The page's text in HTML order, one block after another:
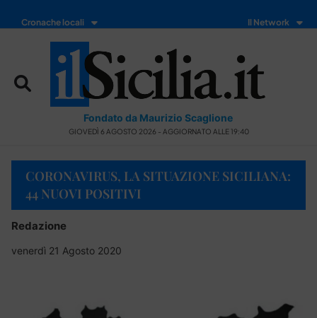
Cronache locali Il Network
Fondato da Maurizio Scaglione
GIOVEDÌ 6 AGOSTO 2026 - AGGIORNATO ALLE 19:40
CORONAVIRUS, LA SITUAZIONE SICILIANA:
44 NUOVI POSITIVI
Redazione
venerdì 21 Agosto 2020